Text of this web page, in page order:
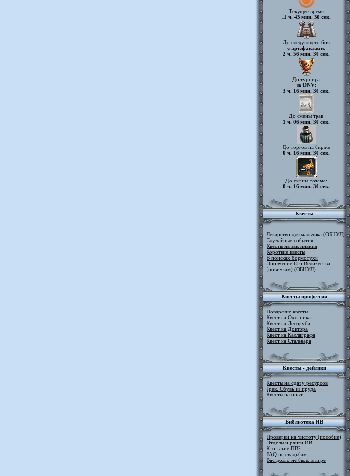
Текущее время
11 ч. 43 мин. 30 сек.
До следующего боя
с артефактами:
2 ч. 56 мин. 30 сек.
До турнира
за DNV:
3 ч. 16 мин. 30 сек.
До смены трав
1 ч. 06 мин. 30 сек.
До торгов на бирже
0 ч. 16 мин. 30 сек.
До смены тотема:
0 ч. 16 мин. 30 сек.
Квесты
Лекарство для мальчика (ОБНУЛ)
Случайные события
Квесты на заклинания
Короткие квесты
В поисках бормотухи
Ополчение Его Величества
(новичкам) (ОБНУЛ)
Квесты профессий
Поварские квесты
Квест на Охотника
Квест на Лесоруба
Квест на Доктора
Квест на Каллиграфа
Квест на Сталевара
Квесты - дейлики
Квесты на сдачу ресурсов
Грек. Обувь из пруда
Квесты на опыт
Библиотека ИВ
Проверки на чистоту (пособие)
Отделы и ранги ИВ
Кто такие ПВ?
FAQ по свадьбам
Вас долго не было в игре